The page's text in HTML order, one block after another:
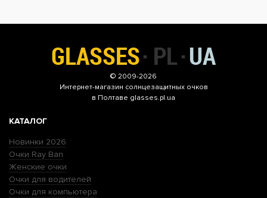
© 2009-2026
Интернет-магазин солнцезащитных очков
в Полтаве glasses.pl.ua
КАТАЛОГ
Новинки 2026
Очки Ray Ban
Женские очки
Очки для водителей
Очки для компьютера